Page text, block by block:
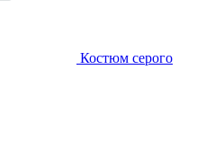
Костюм серого